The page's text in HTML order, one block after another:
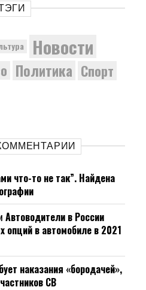
Новости
Политика Спорт
что-то не так”. Найдена
Автоводители в России
опций в автомобиле в 2021
наказания «бородачей»,
СВ